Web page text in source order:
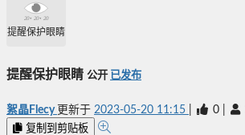
提醒保护眼睛
提醒保护眼睛 公开 已发布
絮晶Flecy 更新于 2023-05-20 11:15 0
复制到剪贴板